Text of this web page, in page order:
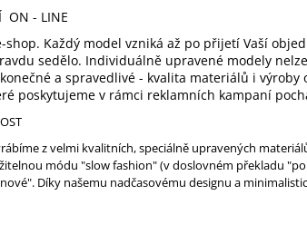
ON - LINE
shop. Každý model vzniká až po přijetí Vaší
sedělo. Individuálně upravené modely
a spravedlivé - kvalita materiálů i
poskytujeme v rámci reklamních kampaní
z velmi kvalitních, speciálně upravených
módu "slow fashion" (v doslovném překladu
Díky našemu nadčasovému designu a